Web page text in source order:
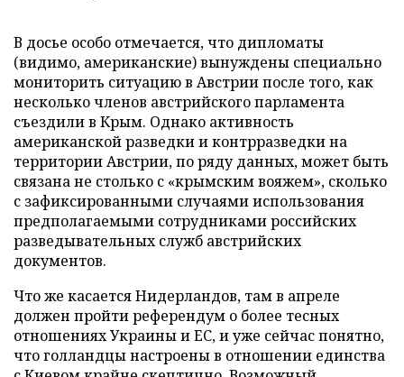
В досье особо отмечается, что дипломаты
(видимо, американские) вынуждены специально
мониторить ситуацию в Австрии после того, как
несколько членов австрийского парламента
съездили в Крым. Однако активность
американской разведки и контрразведки на
территории Австрии, по ряду данных, может быть
связана не столько с «крымским вояжем», сколько
с зафиксированными случаями использования
предполагаемыми сотрудниками российских
разведывательных служб австрийских
документов.
Что же касается Нидерландов, там в апреле
должен пройти референдум о более тесных
отношениях Украины и ЕС, и уже сейчас понятно,
что голландцы настроены в отношении единства